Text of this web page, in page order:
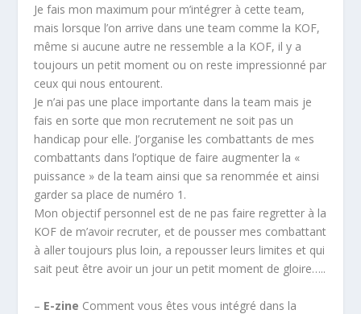
Je fais mon maximum pour m’intégrer à cette team,
mais lorsque l’on arrive dans une team comme la KOF,
même si aucune autre ne ressemble a la KOF, il y a
toujours un petit moment ou on reste impressionné par
ceux qui nous entourent.
Je n’ai pas une place importante dans la team mais je
fais en sorte que mon recrutement ne soit pas un
handicap pour elle. J’organise les combattants de mes
combattants dans l’optique de faire augmenter la «
puissance » de la team ainsi que sa renommée et ainsi
garder sa place de numéro 1.
Mon objectif personnel est de ne pas faire regretter à la
KOF de m’avoir recruter, et de pousser mes combattant
à aller toujours plus loin, a repousser leurs limites et qui
sait peut être avoir un jour un petit moment de gloire…..
– E-zine Comment vous êtes vous intégré dans la